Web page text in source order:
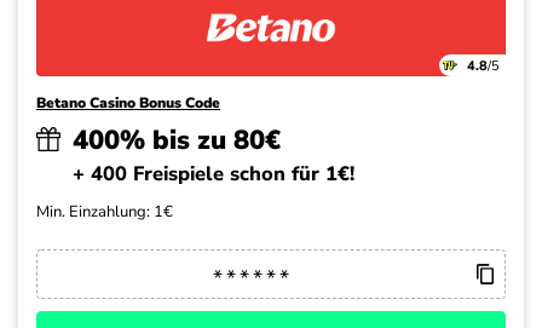
4.8/5
Betano Casino Bonus Code
400% bis zu 80€
+ 400 Freispiele schon für 1€!
Min. Einzahlung: 1€